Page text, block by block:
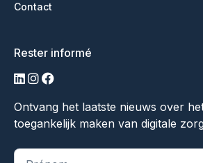
Contact
Rester informé
LinkedIn
Instagram
Facebook
Ontvang het laatste nieuws over
toegankelijk maken van digitale
"*" indique les champs obligatoires